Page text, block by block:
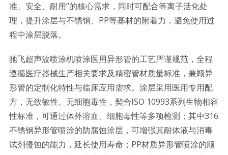
准、安全、耐用”的核心需求，同时可配合等离子活化处
理，提升涂层与不锈钢、PP等基材的附着力，避免使用过
程中涂层脱落。
驰飞超声波喷涂机喷涂医用异形管的工艺严谨规范，全程
遵循医疗器械生产相关要求及精密管材质量标准，兼顾异
形管的定制化特性与临床应用需求。涂层采用医用专用配
方，无致敏性、无细胞毒性，契合ISO 10993系列生物相容
性标准，可通过体外溶血、细胞毒性等多项检测；其中316
不锈钢异形管喷涂的防腐蚀涂层，可增强其耐体液与消毒
试剂侵蚀的能力，延长使用寿命；PP材质异形管喷涂的顺